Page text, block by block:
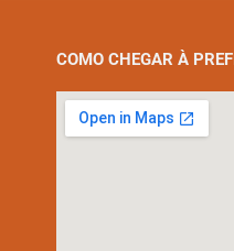
COMO CHEGAR À